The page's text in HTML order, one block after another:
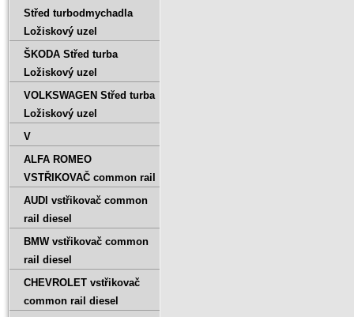
Střed turbodmychadla
Ložiskový uzel
ŠKODA Střed turba
Ložiskový uzel
VOLKSWAGEN Střed turba
Ložiskový uzel
V
ALFA ROMEO
VSTŘIKOVAČ common rail
AUDI vstřikovač common
rail diesel
BMW vstřikovač common
rail diesel
CHEVROLET vstřikovač
common rail diesel